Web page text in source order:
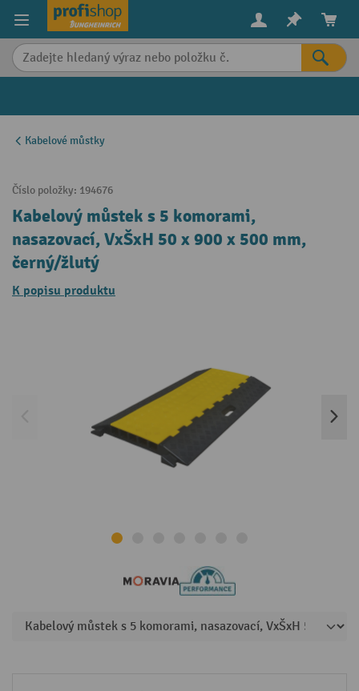
content
Kabelové můstky
Číslo položky: 194676
Kabelový můstek s 5 komorami,
nasazovací, VxŠxH 50 x 900 x 500 mm,
černý/žlutý
K popisu produktu